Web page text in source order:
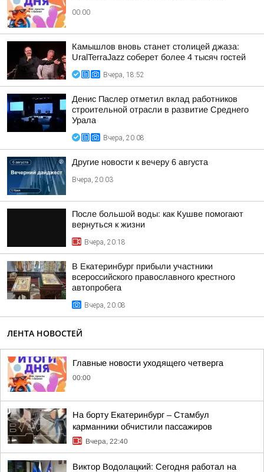
00:00
Камышлов вновь станет столицей джаза:
UralTerraJazz соберет более 4 тысяч гостей
Вчера, 18:52
Денис Паслер отметил вклад работников
строительной отрасли в развитие Среднего
Урала
Вчера, 20:08
Другие новости к вечеру 6 августа
Вчера, 20:03
После большой воды: как Кушве помогают
вернуться к жизни
Вчера, 20:18
В Екатеринбург прибыли участники
всероссийского православного крестного
автопробега
Вчера, 20:08
ЛЕНТА НОВОСТЕЙ
Главные новости уходящего четверга
00:00
На борту Екатеринбург – Стамбул
карманники обчистили пассажиров
Вчера, 22:40
Виктор Водолацкий: Сегодня работал на